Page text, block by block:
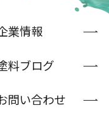
業情報
料ブログ
問い合わせ